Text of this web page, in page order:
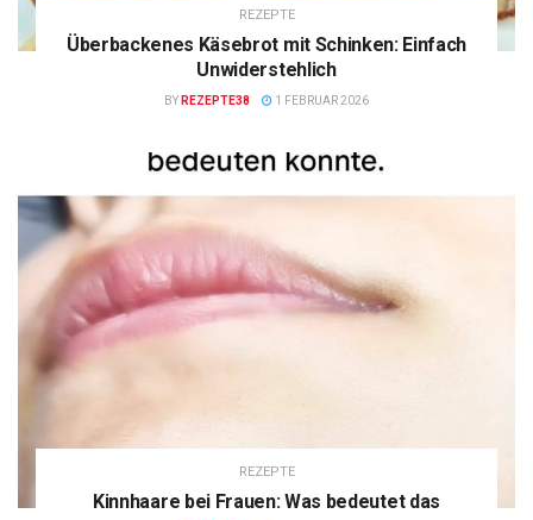
REZEPTE
Überbackenes Käsebrot mit Schinken: Einfach
Unwiderstehlich
BY REZEPTE38 1 FEBRUAR 2026
REZEPTE
Kinnhaare bei Frauen: Was bedeutet das